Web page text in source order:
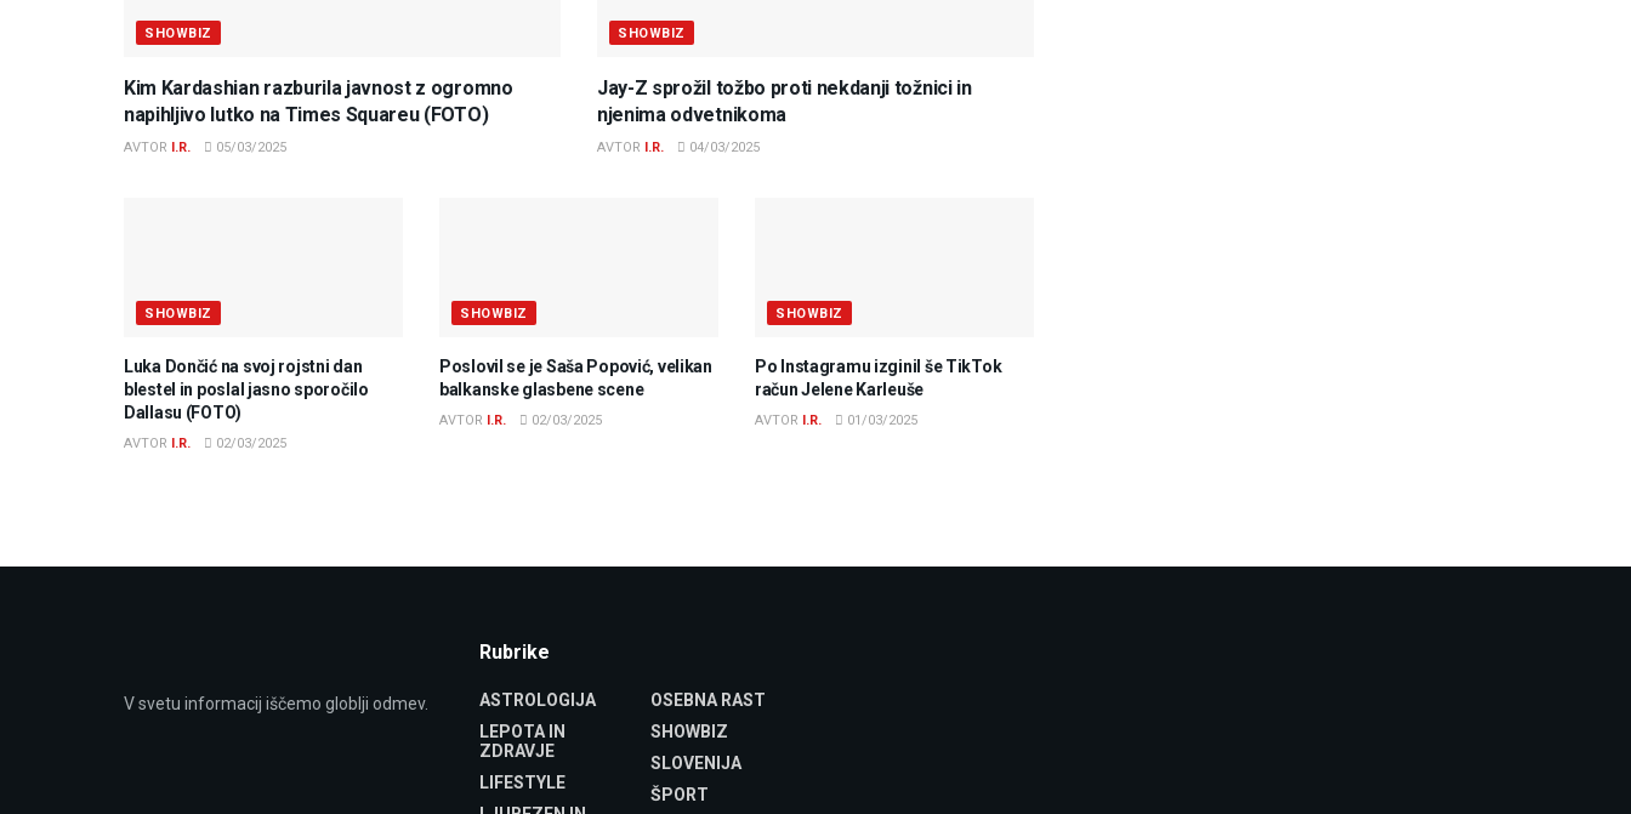
SHOWBIZ
Kim Kardashian razburila javnost z ogromno
napihljivo lutko na Times Squareu (FOTO)
AVTOR I.R. 05/03/2025
SHOWBIZ
Jay-Z sprožil tožbo proti nekdanji tožnici in
njenima odvetnikoma
AVTOR I.R. 04/03/2025
SHOWBIZ
Luka Dončić na svoj rojstni dan
blestel in poslal jasno sporočilo
Dallasu (FOTO)
AVTOR I.R. 02/03/2025
SHOWBIZ
Poslovil se je Saša Popović, velikan
balkanske glasbene scene
AVTOR I.R. 02/03/2025
SHOWBIZ
Po Instagramu izginil še TikTok
račun Jelene Karleuše
AVTOR I.R. 01/03/2025
V svetu informacij iščemo globlji odmev.
Rubrike
ASTROLOGIJA
LEPOTA IN
ZDRAVJE
LIFESTYLE
OSEBNA RAST
SHOWBIZ
SLOVENIJA
ŠPORT